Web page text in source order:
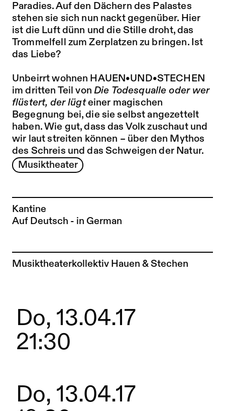
Musiktheater
Kantine
Auf Deutsch - in German
Zur Künstler*in-Seite von
Musiktheaterkollektiv Hauen & Stechen
Paradies. Auf den Dächern des Palastes
stehen sie sich nun nackt gegenüber. Hier
ist die Luft dünn und die Stille droht, das
Trommelfell zum Zerplatzen zu bringen. Ist
das Liebe?
Unbeirrt wohnen HAUEN•UND•STECHEN
im dritten Teil von Die Todesqualle oder wer
flüstert, der lügteiner magischen
Begegnung bei, die sie selbst angezettelt
haben. Wie gut, dass das Volk zuschaut und
wir laut streiten können – über den Mythos
des Schreis und das Schweigen der Natur.
Do, 13.04.17
21:30
Do, 13.04.17